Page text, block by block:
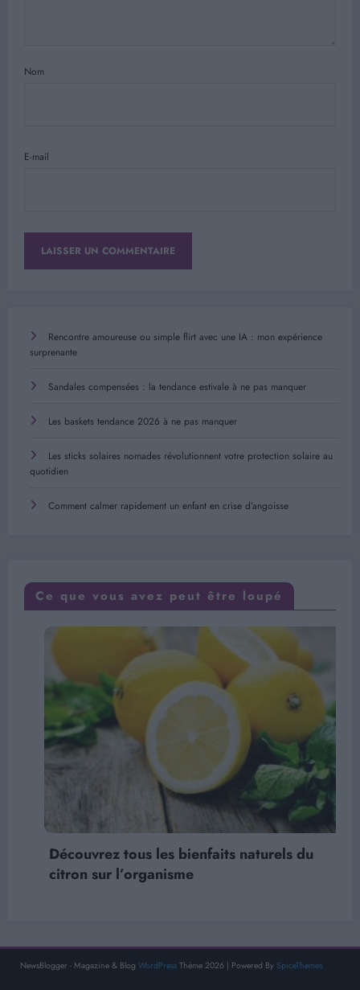
Nom
E-mail
Rencontre amoureuse ou simple flirt avec une IA : mon expérience
surprenante
Sandales compensées : la tendance estivale à ne pas manquer
Les baskets tendance 2026 à ne pas manquer
Les sticks solaires nomades révolutionnent votre protection solaire au
quotidien
Comment calmer rapidement un enfant en crise d’angoisse
Ce que vous avez peut être loupé
Découvrez tous les bienfaits naturels du
citron sur l’organisme
NewsBlogger - Magazine & Blog WordPress Thème 2026 | Powered By SpiceThemes